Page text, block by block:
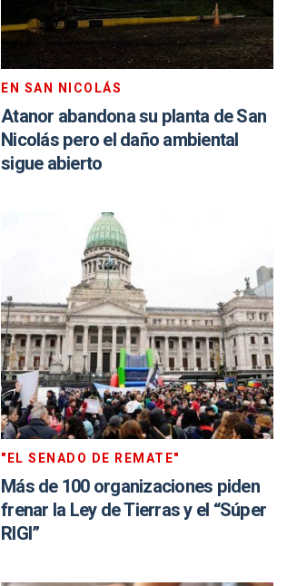
EN SAN NICOLÁS
Atanor abandona su planta de San
Nicolás pero el daño ambiental
sigue abierto
"EL SENADO DE REMATE"
Más de 100 organizaciones piden
frenar la Ley de Tierras y el “Súper
RIGI”